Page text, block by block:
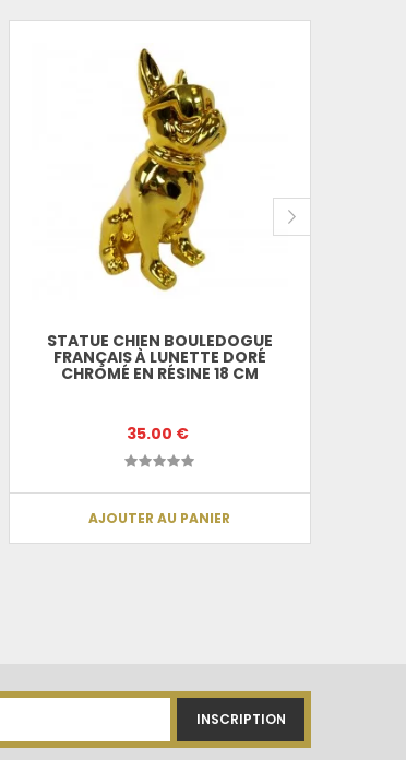
STATUE CHIEN BOULEDOGUE
FRANÇAIS À LUNETTE DORÉ
CHROMÉ EN RÉSINE 18 CM
35.00 €
AJOUTER AU PANIER
INSCRIPTION